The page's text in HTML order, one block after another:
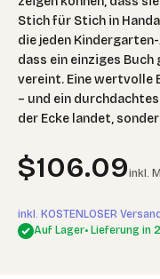
Stich für Stich in
die jeden
dass ein einziges
vereint. Eine wertvolle
– und ein
der Ecke landet,
Angebot
$106.09inkl.
inkl. KOSTENLOSER
Auf Lager• Lieferung in